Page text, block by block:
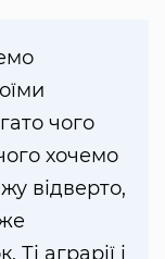
чого
хочемо
відверто,
аграрії і